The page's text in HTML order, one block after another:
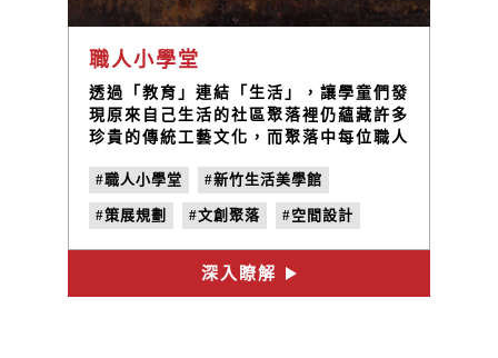
職人小學堂
透過「教育」連結「生活」，讓學童們發
現原來自己生活的社區聚落裡仍蘊藏許多
珍貴的傳統工藝文化，而聚落中每位職人
都是學生們的教室。
#職人小學堂 #新竹生活美學館
#策展規劃 #文創聚落 #空間設計
深入瞭解